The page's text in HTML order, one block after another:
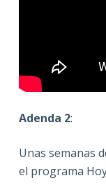
Adenda 2:
Unas semanas
el programa